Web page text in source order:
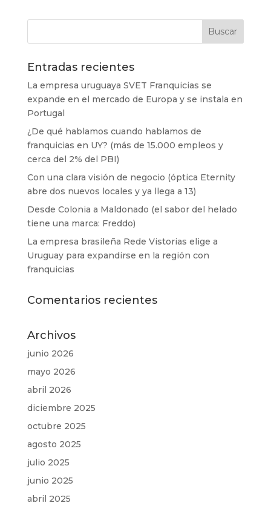
Entradas recientes
La empresa uruguaya SVET Franquicias se
expande en el mercado de Europa y se instala en
Portugal
¿De qué hablamos cuando hablamos de
franquicias en UY? (más de 15.000 empleos y
cerca del 2% del PBI)
Con una clara visión de negocio (óptica Eternity
abre dos nuevos locales y ya llega a 13)
Desde Colonia a Maldonado (el sabor del helado
tiene una marca: Freddo)
La empresa brasileña Rede Vistorias elige a
Uruguay para expandirse en la región con
franquicias
Comentarios recientes
Archivos
junio 2026
mayo 2026
abril 2026
diciembre 2025
octubre 2025
agosto 2025
julio 2025
junio 2025
abril 2025